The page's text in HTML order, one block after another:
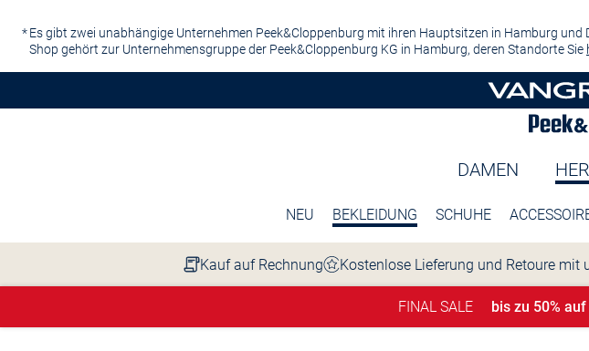
Es gibt zwei unabhängige Unternehmen Peek&Cloppenburg mit ihren Hauptsitzen in Hamburg und
Shop gehört zur Unternehmensgruppe der Peek&Cloppenburg KG in Hamburg, deren Standorte Sie
DAMEN
NEU BEKLEIDUNG SCHUHE
Kauf auf Rechnung Kostenlose Lieferung und Retoure mit
FINAL SALE bis zu 50%